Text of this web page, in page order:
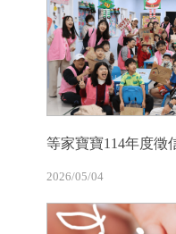
等家寶寶114年度徵
2026/05/04